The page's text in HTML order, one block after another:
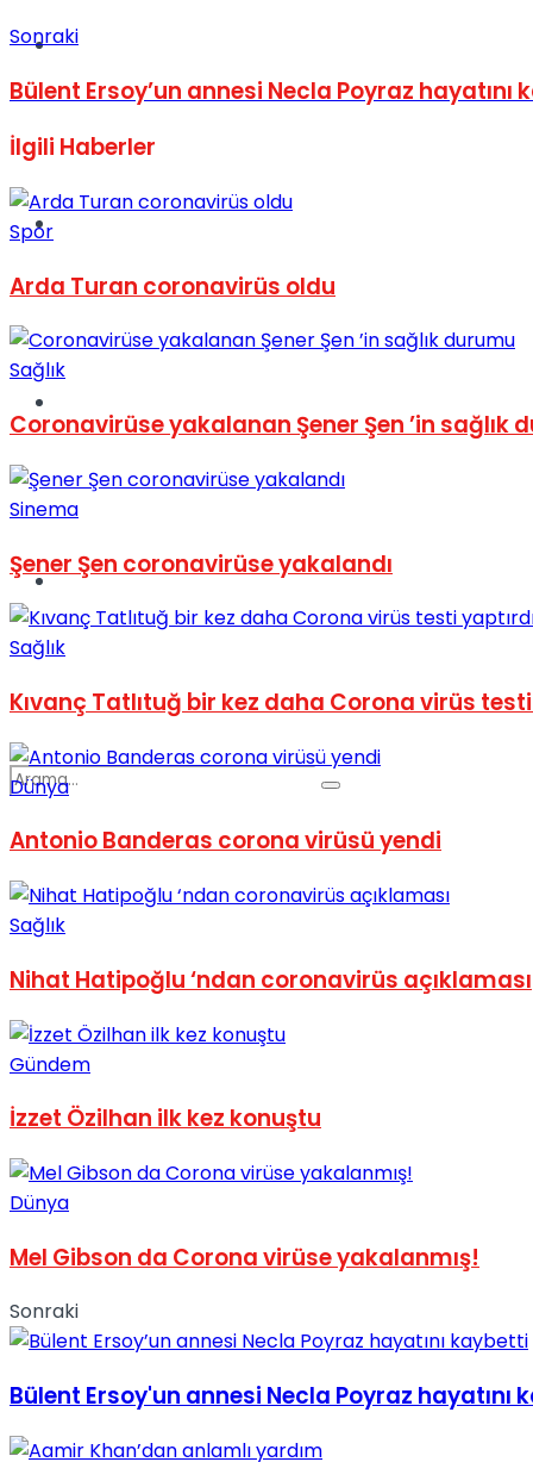
Sinema
Podcast
View All Result
Sonraki
Bülent Ersoy’un annesi Necla Poyraz hayatını
İlgili Haberler
Spor
Arda Turan coronavirüs oldu
Sağlık
Coronavirüse yakalanan Şener Şen ’in sağlık
Sinema
Şener Şen coronavirüse yakalandı
Sağlık
Kıvanç Tatlıtuğ bir kez daha Corona virüs testi
Dünya
Antonio Banderas corona virüsü yendi
Sağlık
Nihat Hatipoğlu ‘ndan coronavirüs açıklaması
Gündem
İzzet Özilhan ilk kez konuştu
Dünya
Mel Gibson da Corona virüse yakalanmış!
Sonraki
Bülent Ersoy'un annesi Necla Poyraz hayatını